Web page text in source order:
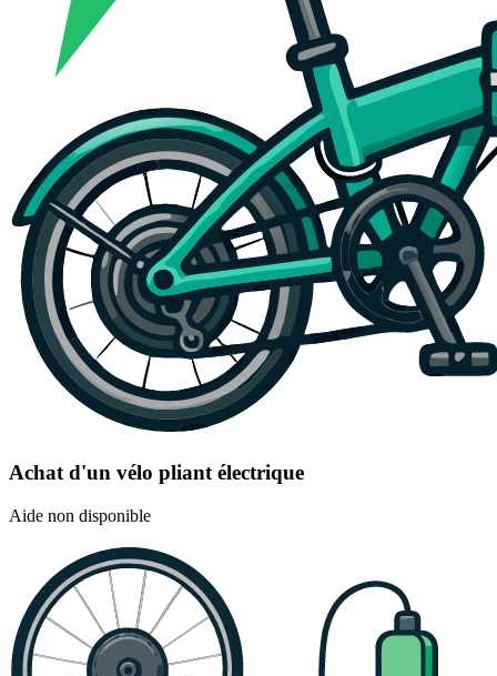
Achat d'un vélo pliant électrique
Aide non disponible